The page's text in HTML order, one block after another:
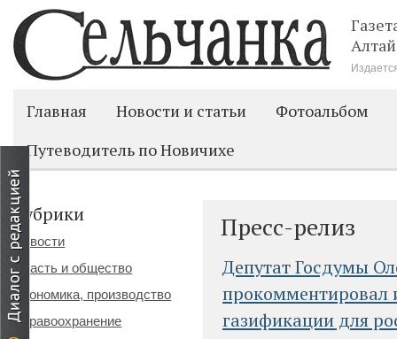
Главная Новости и статьи
Фотоальбом
Путеводитель по Новичихе
Пресс-релиз
Депутат Госдумы
прокомментировал
газификации для
Рубрики
Новости
Власть и общество
Экономика, производство
Здравоохранение